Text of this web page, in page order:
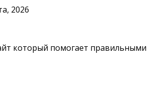
2026
который помогает правильными